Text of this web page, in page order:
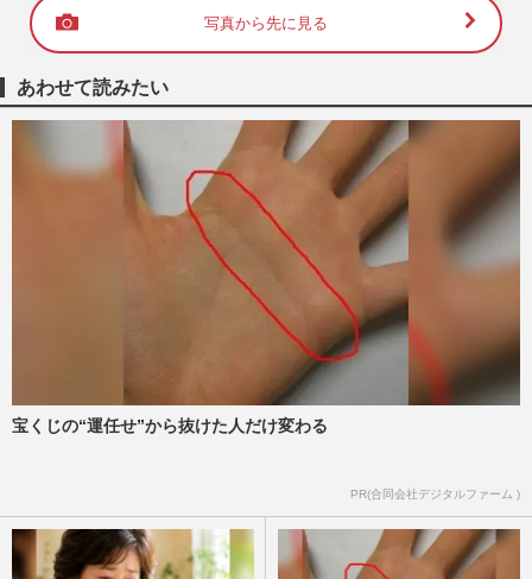
写真から先に見る
あわせて読みたい
宝くじの“運任せ”から抜けた人だけ変わる
PR(合同会社デジタルファーム )